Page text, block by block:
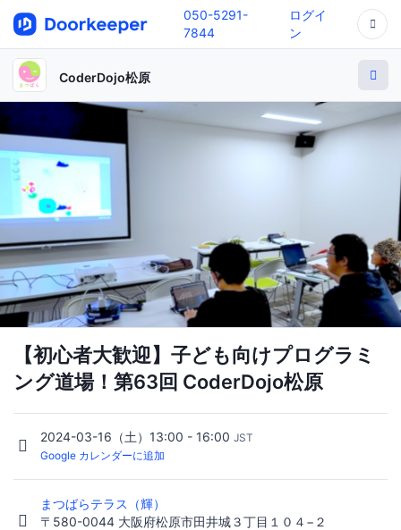
050-5291-
7844
ログイ
ン
CoderDojo松原
【初心者大歓迎】子ども向けプログラミ
ング道場！第63回 CoderDojo松原
2024-03-16（土）13:00 - 16:00 JST
Google カレンダーに追加
まつばらテラス（輝）
〒580-0044 大阪府松原市田井城３丁目１０４−２